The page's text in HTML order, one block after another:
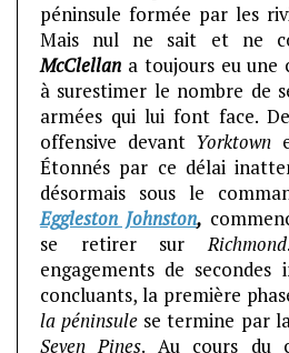
péninsule formée par les
Mais nul ne sait et ne
McClellan a toujours eu une
à surestimer le nombre de
armées qui lui font face.
offensive devant Yorktown
Étonnés par ce délai
désormais sous le
Eggleston Johnston,
se retirer surRichmond
engagements de
concluants, la première
la péninsule se termine par
Seven Pines. Au cours du